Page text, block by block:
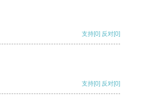
支持[0] 反对[0]
支持[0] 反对[0]